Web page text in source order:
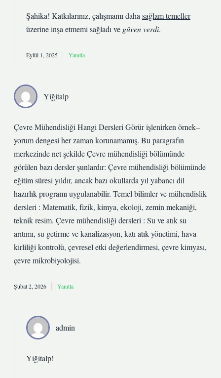
Şahika! Katkılarınız, çalışmamı daha sağlam temeller
üzerine inşa etmemi sağladı ve güven verdi.
Eylül 1, 2025 Yanıtla
Yiğitalp
Çevre Mühendisliği Hangi Dersleri Görür işlenirken örnek–
yorum dengesi her zaman korunamamış. Bu paragrafın
merkezinde net şekilde Çevre mühendisliği bölümünde
görülen bazı dersler şunlardır: Çevre mühendisliği bölümünde
eğitim süresi yıldır, ancak bazı okullarda yıl yabancı dil
hazırlık programı uygulanabilir. Temel bilimler ve mühendislik
dersleri : Matematik, fizik, kimya, ekoloji, zemin mekaniği,
teknik resim. Çevre mühendisliği dersleri : Su ve atık su
arıtımı, su getirme ve kanalizasyon, katı atık yönetimi, hava
kirliliği kontrolü, çevresel etki değerlendirmesi, çevre kimyası,
çevre mikrobiyolojisi.
Şubat 2, 2026 Yanıtla
admin
Yiğitalp!